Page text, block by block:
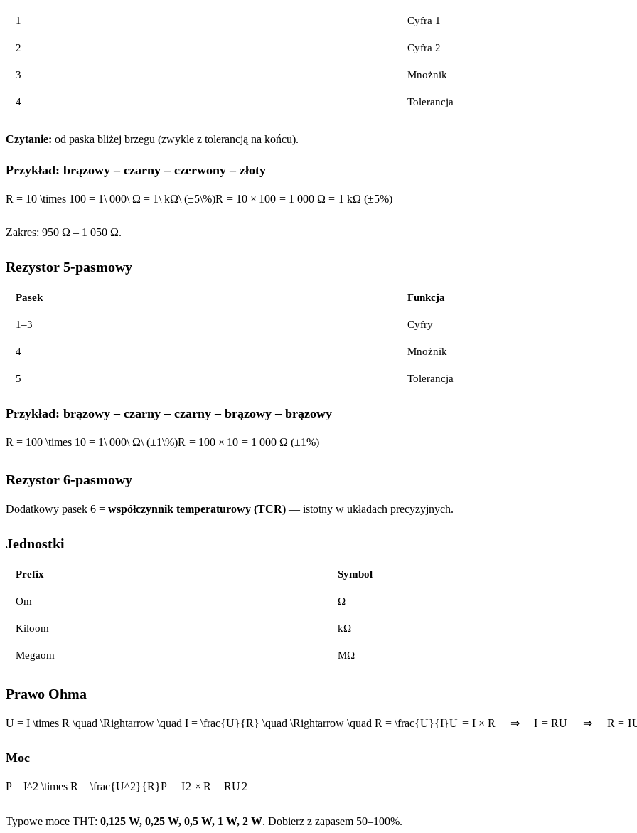
1 Cyfra 1
2 Cyfra 2
3 Mnożnik
4 Tolerancja
Czytanie: od paska bliżej brzegu (zwykle z tolerancją na końcu).
Przykład: brązowy – czarny – czerwony – złoty
R = 10 \times 100 = 1\ 000\ Ω = 1\ kΩ\ (±5\%)R = 10 × 100 = 1 000 Ω = 1 kΩ (±5%)
Zakres: 950 Ω – 1 050 Ω.
Rezystor 5-pasmowy
Pasek Funkcja
1–3 Cyfry
4 Mnożnik
5 Tolerancja
Przykład: brązowy – czarny – czarny – brązowy – brązowy
R = 100 \times 10 = 1\ 000\ Ω\ (±1\%)R = 100 × 10 = 1 000 Ω (±1%)
Rezystor 6-pasmowy
Dodatkowy pasek 6 = współczynnik temperaturowy (TCR) — istotny w układach precyzyjnych.
Jednostki
Prefix Symbol
Om Ω
Kiloom kΩ
Megaom MΩ
Prawo Ohma
U = I \times R \quad \Rightarrow \quad I = \frac{U}{R} \quad \Rightarrow \quad R = \frac{U}{I}U = I × R ⇒ I = RU ⇒ R = I
Moc
P = I^2 \times R = \frac{U^2}{R}P = I2 × R = RU2
Typowe moce THT: 0,125 W, 0,25 W, 0,5 W, 1 W, 2 W. Dobierz z zapasem 50–100%.